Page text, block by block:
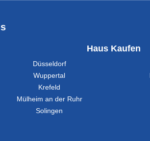
Haus Kaufen
Düsseldorf
Wuppertal
Krefeld
Mülheim an der Ruhr
Solingen